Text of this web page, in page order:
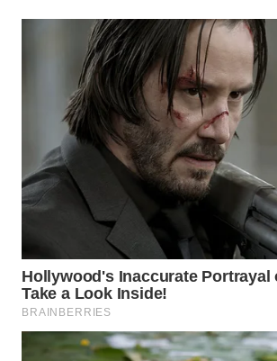
WN
KEPULAUAN
SERIBU
WN
TANGERANG
WN
BINJAI
CIREBON